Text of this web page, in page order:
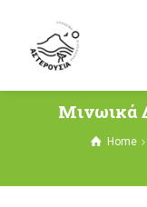
Μινωικά
Home